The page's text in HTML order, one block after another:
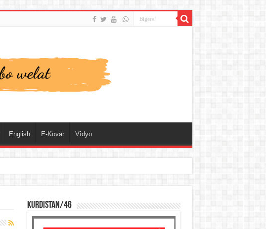
English E-Kovar Vîdyo
KURDISTAN/46